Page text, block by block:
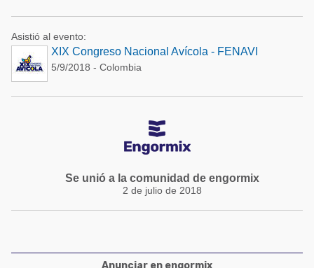
Asistió al evento:
XIX Congreso Nacional Avícola - FENAVI
5/9/2018 - Colombia
Se unió a la comunidad de engormix
2 de julio de 2018
Anunciar en engormix